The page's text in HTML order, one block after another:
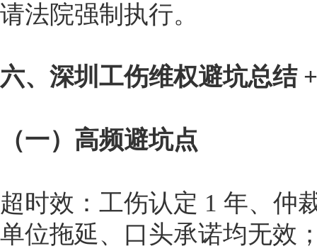
请法院强制执行。
六、深圳工伤维权避坑总结
（一）高频避坑点
超时效：工伤认定 1 年、仲
单位拖延、口头承诺均无效